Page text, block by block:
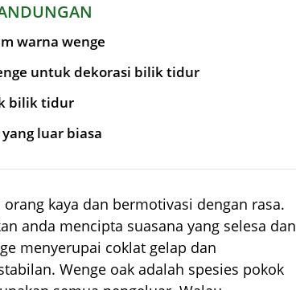
warna wenge
untuk dekorasi bilik tidur
bilik tidur
luar biasa
kaya dan bermotivasi dengan rasa.
anda mencipta suasana yang selesa dan
menyerupai coklat gelap dan
Wenge oak adalah spesies pokok